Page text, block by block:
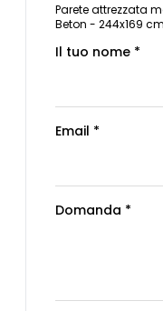
Parete attrezzata
Beton - 244x169 cm
Il tuo nome *
Email *
Domanda *